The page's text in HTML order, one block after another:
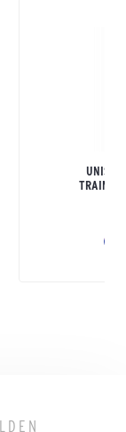
UNISEX